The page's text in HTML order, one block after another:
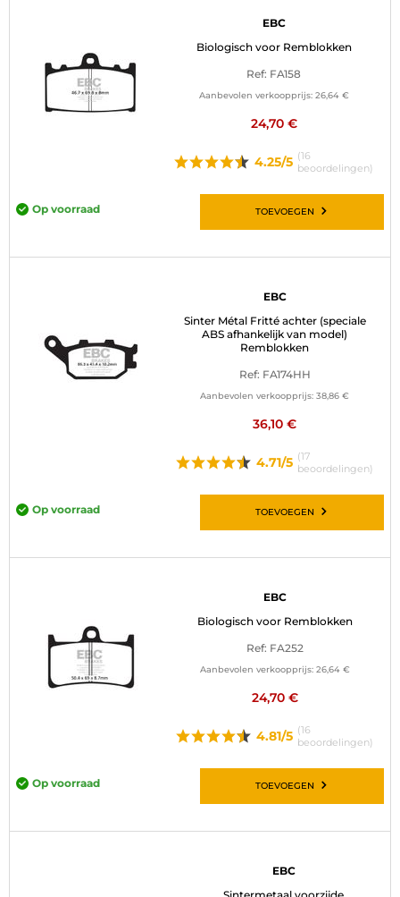
EBC
Biologisch voor Remblokken
Ref: FA158
Aanbevolen verkoopprijs: 26,64 €
24,70 €
4.25/5 (16
beoordelingen)
Op voorraad TOEVOEGEN
EBC
Sinter Métal Fritté achter (speciale
ABS afhankelijk van model)
Remblokken
Ref: FA174HH
Aanbevolen verkoopprijs: 38,86 €
36,10 €
4.71/5 (17
beoordelingen)
Op voorraad TOEVOEGEN
EBC
Biologisch voor Remblokken
Ref: FA252
Aanbevolen verkoopprijs: 26,64 €
24,70 €
4.81/5 (16
beoordelingen)
Op voorraad TOEVOEGEN
EBC